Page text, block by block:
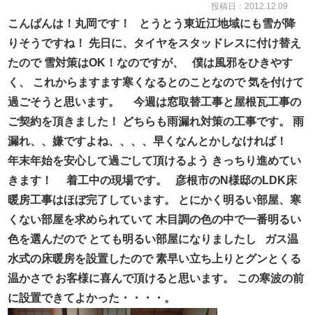
投稿日：2012.12.09
こんばんは！丸岡です！
とうとう東近江地域にも雪が降
りそうですね！
先日に、タイヤをスタッドレスに付け替え
たので 雪対策はOK！なのですが、
僕は風邪をひきやす
く、
これからますます寒くなるとのことなので 気を付けて
過ごそうと思います。
今週は窓取替工事と屋根瓦工事の
ご契約を頂きました！
どちらも雨漏れ対策の工事です。
雨
漏れ、、嫌ですよね、、、、早くなんとかしなければ！
年末年始を安心して過ごして頂けるよう きっちり進めてい
きます！
着工中の現場です。
彦根市のN様邸のLDK床
暖房工事はほぼ完了しています。
とにかく明るい部屋、寒
くない部屋を求められていて 木目調の色の中で一番明るい
色を選んだので とても明るい部屋になりましたし
ガス温
水式の床暖房を設置したので 素早い立ち上りとグンとくる
温かさで お客様に喜んで頂けると思います。
この寒波の前
に設置できてよかった・・・・。